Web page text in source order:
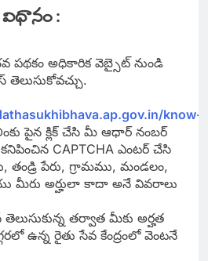
విధానం :
పథకం అధికారిక వెబ్సైట్ నుండి
తెలుసుకోవచ్చు.
know-
పైన క్లిక్ చేసి మీ ఆధార్ నంబర్
CAPTCHA ఎంటర్ చేసి
తండ్రి పేరు, గ్రామము, మండలం,
మీరు అర్హులా కాదా అనే వివరాలు
తర్వాత మీకు అర్హత
ఉన్న రైతు సేవ కేంద్రంలో వెంటనే